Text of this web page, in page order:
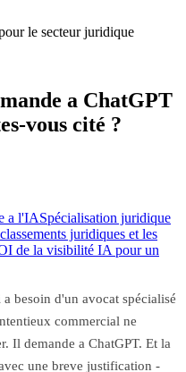
le secteur juridique
a ChatGPT
vous cité ?
a l'IASpécialisation juridique
juridiques et les
de la visibilité IA pour un
besoin d'un avocat spécialisé
commercial ne
Il demande a ChatGPT. Et la
une breve justification -